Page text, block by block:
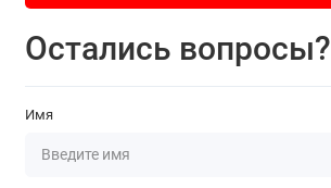
Остались вопросы?
Имя